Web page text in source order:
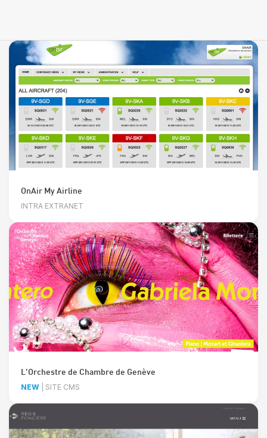
OnAir My Airline
INTRA EXTRANET
L'Orchestre de Chambre de Genève
NEW | SITE CMS